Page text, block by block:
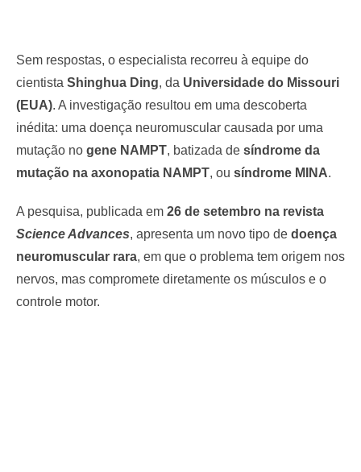
Sem respostas, o especialista recorreu à equipe do
cientista Shinghua Ding, da Universidade do Missouri
(EUA). A investigação resultou em uma descoberta
inédita: uma doença neuromuscular causada por uma
mutação no gene NAMPT, batizada de síndrome da
mutação na axonopatia NAMPT, ou síndrome MINA.
A pesquisa, publicada em 26 de setembro na revista
Science Advances, apresenta um novo tipo de doença
neuromuscular rara, em que o problema tem origem nos
nervos, mas compromete diretamente os músculos e o
controle motor.